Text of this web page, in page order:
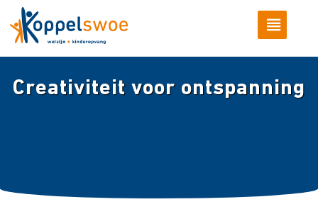
Creativiteit voor ontspanning